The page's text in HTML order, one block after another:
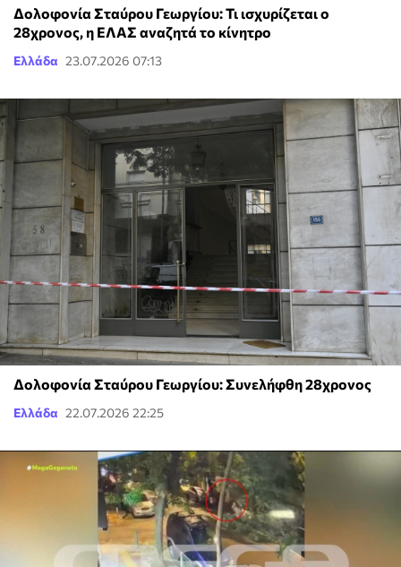
Δολοφονία Σταύρου Γεωργίου: Τι ισχυρίζεται ο
28χρονος, η ΕΛΑΣ αναζητά το κίνητρο
Ελλάδα 23.07.2026 07:13
Δολοφονία Σταύρου Γεωργίου: Συνελήφθη 28χρονος
Ελλάδα 22.07.2026 22:25